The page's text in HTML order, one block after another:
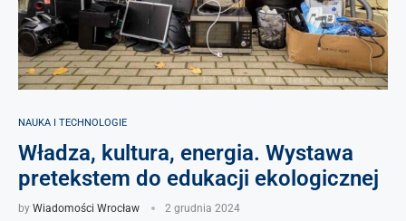
NAUKA I TECHNOLOGIE
Władza, kultura, energia. Wystawa
pretekstem do edukacji ekologicznej
by Wiadomości Wrocław 2 grudnia 2024